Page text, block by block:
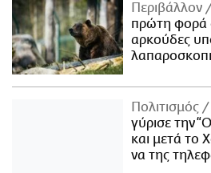
Περιβάλλον
πρώτη φορά
αρκούδες
Πολιτισμός
γύρισε την
και μετά το
να της